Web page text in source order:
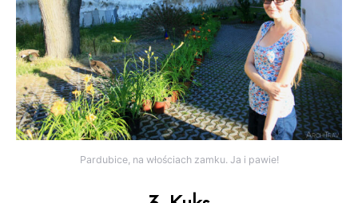
Pardubice, na włościach zamku. Ja i pawie!